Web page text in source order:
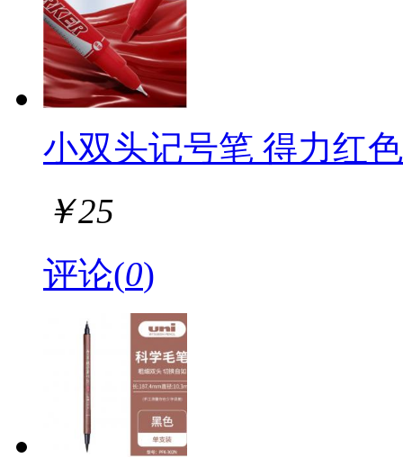
小双头记号笔 得力红
￥25
评论(0)